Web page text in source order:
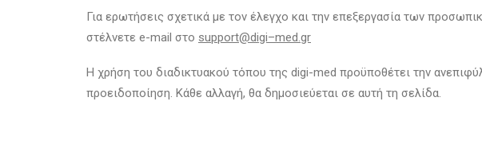
Για ερωτήσεις σχετικά με τον έλεγχο και την επεξεργασία των
στέλνετε e-mail στο support@digi–med.gr
Η χρήση του διαδικτυακού τόπου της digi-med προϋποθέτει την
προειδοποίηση. Κάθε αλλαγή, θα δημοσιεύεται σε αυτή τη σελίδα.